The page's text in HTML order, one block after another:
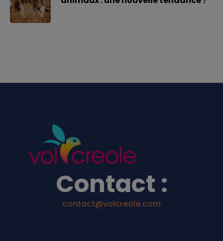
Contact :
contact@volcreole.com